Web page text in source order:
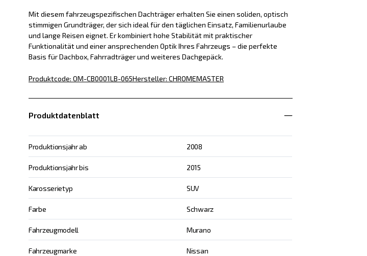
Mit diesem fahrzeugspezifischen Dachträger erhalten Sie einen soliden, optisch
stimmigen Grundträger, der sich ideal für den täglichen Einsatz, Familienurlaube
und lange Reisen eignet. Er kombiniert hohe Stabilität mit praktischer
Funktionalität und einer ansprechenden Optik Ihres Fahrzeugs – die perfekte
Basis für Dachbox, Fahrradträger und weiteres Dachgepäck.
Produktcode: OM-CB0001LB-065Hersteller: CHROMEMASTER
Produktdatenblatt
Produktionsjahr ab 2008
Produktionsjahr bis 2015
Karosserietyp SUV
Farbe Schwarz
Fahrzeugmodell Murano
Fahrzeugmarke Nissan